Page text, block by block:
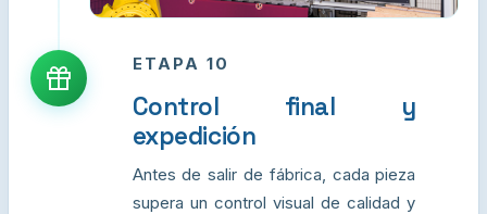
ETAPA 10
Control final y
expedición
Antes de salir de fábrica, cada pieza
supera un control visual de calidad y